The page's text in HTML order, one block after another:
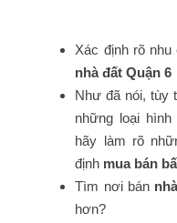
Xác định rõ
nhà đất Quận 6
Như đã nói, tùy
những loại hình
hãy làm rõ
định mua bán
Tìm nơi bán
hơn?